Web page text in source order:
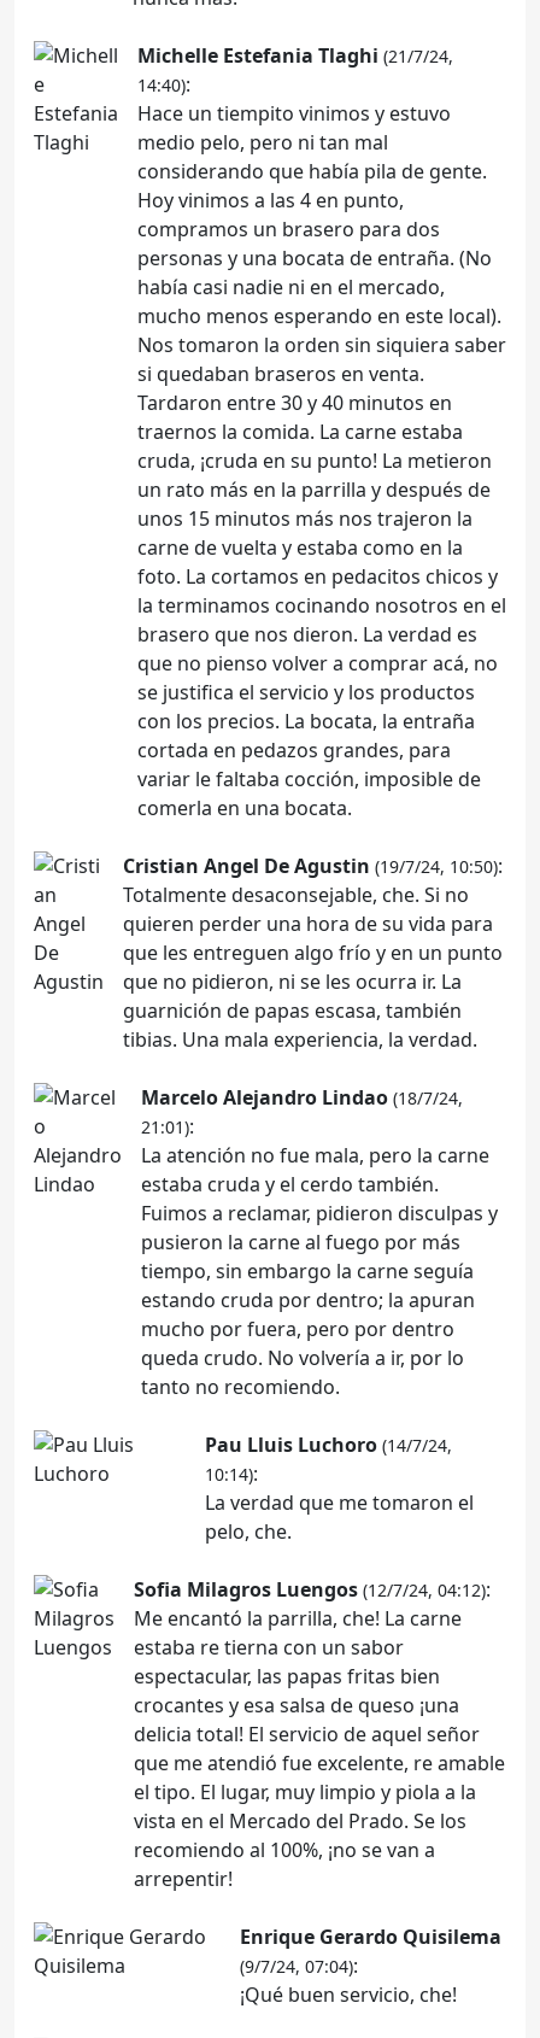
Michelle Estefania Tlaghi (21/7/24,
14:40):
Hace un tiempito vinimos y estuvo
medio pelo, pero ni tan mal
considerando que había pila de gente.
Hoy vinimos a las 4 en punto,
compramos un brasero para dos
personas y una bocata de entraña. (No
había casi nadie ni en el mercado,
mucho menos esperando en este local).
Nos tomaron la orden sin siquiera saber
si quedaban braseros en venta.
Tardaron entre 30 y 40 minutos en
traernos la comida. La carne estaba
cruda, ¡cruda en su punto! La metieron
un rato más en la parrilla y después de
unos 15 minutos más nos trajeron la
carne de vuelta y estaba como en la
foto. La cortamos en pedacitos chicos y
la terminamos cocinando nosotros en el
brasero que nos dieron. La verdad es
que no pienso volver a comprar acá, no
se justifica el servicio y los productos
con los precios. La bocata, la entraña
cortada en pedazos grandes, para
variar le faltaba cocción, imposible de
comerla en una bocata.
Cristian Angel De Agustin (19/7/24, 10:50):
Totalmente desaconsejable, che. Si no
quieren perder una hora de su vida para
que les entreguen algo frío y en un punto
que no pidieron, ni se les ocurra ir. La
guarnición de papas escasa, también
tibias. Una mala experiencia, la verdad.
Marcelo Alejandro Lindao (18/7/24,
21:01):
La atención no fue mala, pero la carne
estaba cruda y el cerdo también.
Fuimos a reclamar, pidieron disculpas y
pusieron la carne al fuego por más
tiempo, sin embargo la carne seguía
estando cruda por dentro; la apuran
mucho por fuera, pero por dentro
queda crudo. No volvería a ir, por lo
tanto no recomiendo.
Pau Lluis Luchoro (14/7/24,
10:14):
La verdad que me tomaron el
pelo, che.
Sofia Milagros Luengos (12/7/24, 04:12):
Me encantó la parrilla, che! La carne
estaba re tierna con un sabor
espectacular, las papas fritas bien
crocantes y esa salsa de queso ¡una
delicia total! El servicio de aquel señor
que me atendió fue excelente, re amable
el tipo. El lugar, muy limpio y piola a la
vista en el Mercado del Prado. Se los
recomiendo al 100%, ¡no se van a
arrepentir!
Enrique Gerardo Quisilema
(9/7/24, 07:04):
¡Qué buen servicio, che!